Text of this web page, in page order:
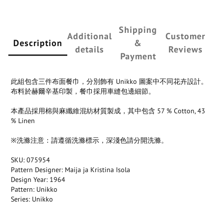
Description
Additional
details
Shipping
&
Payment
Customer
Reviews
此組包含三件布面餐巾，分別飾有 Unikko 圖案中不同花卉設計。
布料於赫爾辛基印製，餐巾採用車縫包邊細節。
本產品採用棉與麻纖維混紡材質製成，其中包含 57 % Cotton, 43
% Linen
※洗滌注意：請遵循洗滌標示，深淺色請分開洗滌。
SKU: 075954
Pattern Designer: Maija ja Kristina Isola
Design Year: 1964
Pattern: Unikko
Series: Unikko